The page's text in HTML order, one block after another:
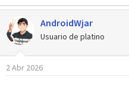
AndroidWjar
Usuario de platino
2 Abr 2026